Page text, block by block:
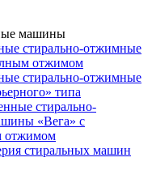
машины
стирально-отжимные
отжимом
стирально-отжимные
типа
стирально-
«Вега» с
отжимом
стиральных машин